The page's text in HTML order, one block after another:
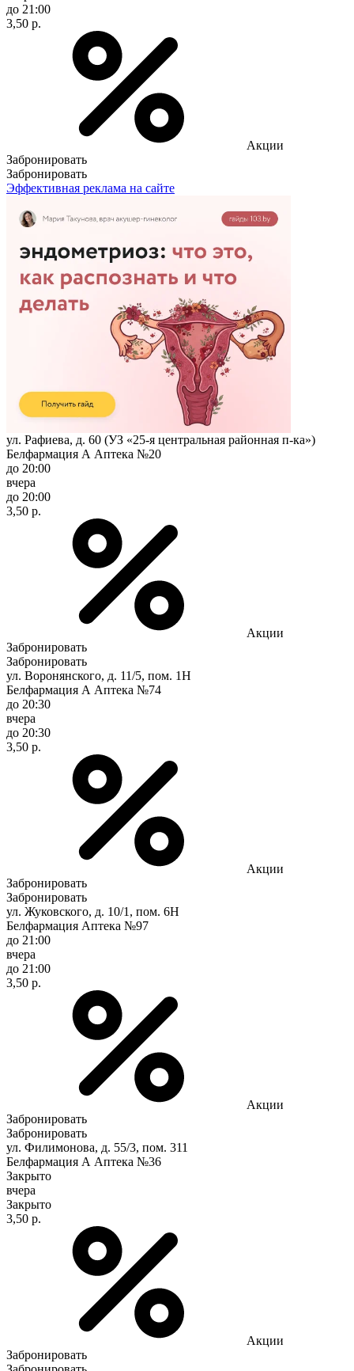
до 21:00
3,50 р.
Акции
Забронировать
Забронировать
Эффективная реклама на сайте
ул. Рафиева, д. 60 (УЗ «25-я центральная районная п-ка»)
Белфармация А Аптека №20
до 20:00
вчера
до 20:00
3,50 р.
Акции
Забронировать
Забронировать
ул. Воронянского, д. 11/5, пом. 1Н
Белфармация А Аптека №74
до 20:30
вчера
до 20:30
3,50 р.
Акции
Забронировать
Забронировать
ул. Жуковского, д. 10/1, пом. 6Н
Белфармация Аптека №97
до 21:00
вчера
до 21:00
3,50 р.
Акции
Забронировать
Забронировать
ул. Филимонова, д. 55/3, пом. 311
Белфармация А Аптека №36
Закрыто
вчера
Закрыто
3,50 р.
Акции
Забронировать